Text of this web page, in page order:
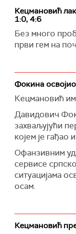
Кецмановић
1:0, 4:6
Без много
први гем на
Фокина
Кецмановић
Давидович
захваљујући
којем је гађао
Офанзивним
сервисе
ситуацијама
осам.
Кецмановић